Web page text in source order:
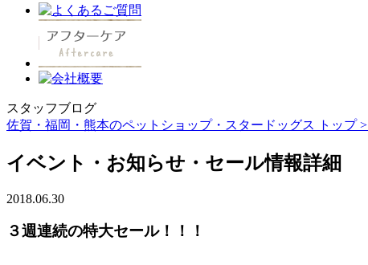
スタッフブログ
佐賀・福岡・熊本のペットショップ・スタードッグス トップ >
イベント・お知らせ・セール情報詳細
2018.06.30
３週連続の特大セール！！！